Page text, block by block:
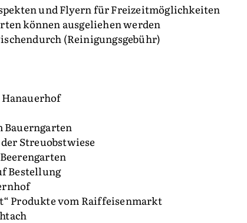
und Flyern für Freizeitmöglichkeiten
können ausgeliehen werden
(Reinigungsgebühr)
Hanauerhof
Bauerngarten
Streuobstwiese
Bestellung
Produkte vom Raiffeisenmarkt